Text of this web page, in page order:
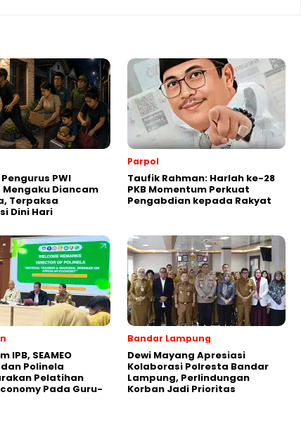
PWI
Mengaku Diancam
Terpaksa
Dini Hari
Parpol
Taufik Rahman: Harlah ke-28
PKB Momentum Perkuat
Pengabdian kepada Rakyat
IPB, SEAMEO
dan Polinela
Pelatihan
Pada Guru-
Bandar Lampung
Dewi Mayang Apresiasi
Kolaborasi Polresta Bandar
Lampung, Perlindungan
Korban Jadi Prioritas